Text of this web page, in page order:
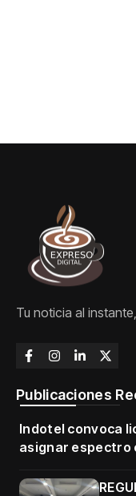
Tu noticia al
Publicaciones
Indotel convoca
asignar espectro